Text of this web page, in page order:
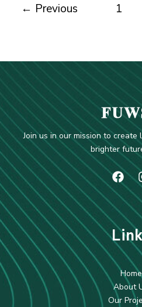
← Previous 1
Join us in our mission to
brighter
Li
Home
About
Our